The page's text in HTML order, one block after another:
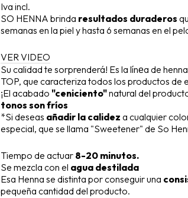
Iva incl.
SO HENNA brinda resultados duraderos
semanas en la piel y hasta 6 semanas en el
VER VIDEO
Su calidad te sorprenderá! Es la línеa de
TOP, que caracteriza todos los productos de
¡El acabado "ceniciento"natural del
tonos son fríos
*Si deseas añadir la calidez a cualquier
especial, que se llama "Sweetener" de So
Tiempo de actuar 8-20 minutos.
Se mezcla con el agua destilada
Esa Henna se distinta por conseguir una
pequeña cantidad del producto.